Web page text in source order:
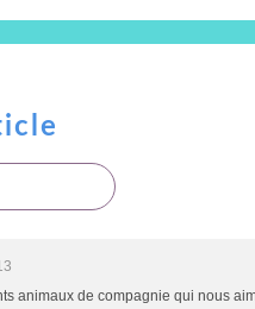
animaux de compagnie qui nous